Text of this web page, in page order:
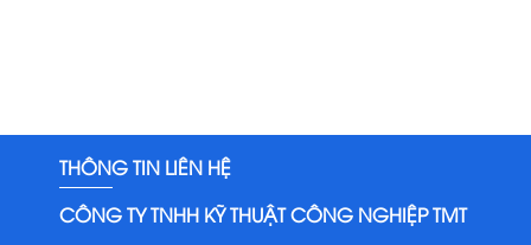
THÔNG TIN LIÊN HỆ
CÔNG TY TNHH KỸ THUẬT CÔNG NGHIỆP TMT